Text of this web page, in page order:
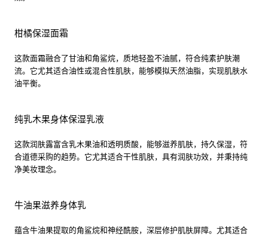
柑橘保湿面霜
这款面霜融合了甘油和角鲨烷，质地轻盈不油腻，符合纯素护肤潮
流。它尤其适合油性或混合性肌肤，能够模拟天然油脂，实现肌肤水
油平衡。
纯乳木果身体保湿乳液
这款润肤露富含乳木果油和透明质酸，能够滋养肌肤，持久保湿，符
合道德采购的趋势。它尤其适合干性肌肤，具有润肤功效，并秉持纯
净美妆理念。
牛油果滋养身体乳
蕴含牛油果提取的角鲨烷和神经酰胺，深层修护肌肤屏障。尤其适合